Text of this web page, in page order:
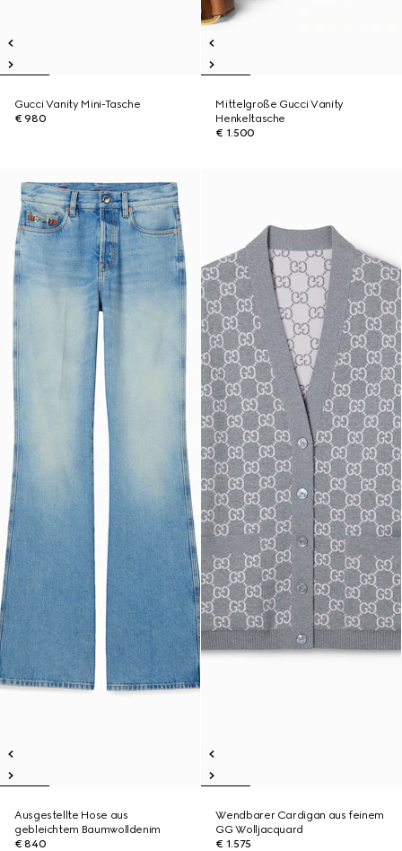
Gucci Vanity Mini-Tasche
€ 980
Mittelgroße Gucci Vanity
Henkeltasche
€ 1.500
Ausgestellte Hose aus
gebleichtem Baumwolldenim
€ 840
Wendbarer Cardigan aus feinem
GG Wolljacquard
€ 1.575